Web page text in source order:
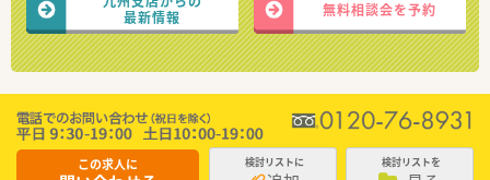
最新情報
無料相談会を予約
この求人に 検討リストに 検討リストを